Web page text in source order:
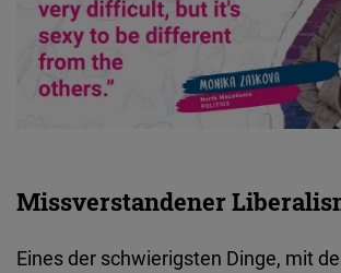
Missverstandener
Eines der schwierigsten Dinge, mit